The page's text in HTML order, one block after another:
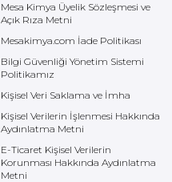
Mesa Kimya Üyelik Sözleşmesi ve
Açık Rıza Metni
Mesakimya.com İade Politikası
Bilgi Güvenliği Yönetim Sistemi
Politikamız
Kişisel Veri Saklama ve İmha
Kişisel Verilerin İşlenmesi Hakkında
Aydınlatma Metni
E-Ticaret Kişisel Verilerin
Korunması Hakkında Aydınlatma
Metni